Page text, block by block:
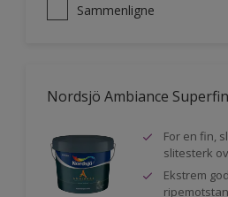
Sammenligne
Nordsjö Ambiance
For en fin,
slitesterk
Ekstrem